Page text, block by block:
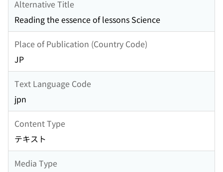
Alternative Title
Reading the essence of lessons Science
Place of Publication (Country Code)
JP
Text Language Code
jpn
Content Type
テキスト
Media Type